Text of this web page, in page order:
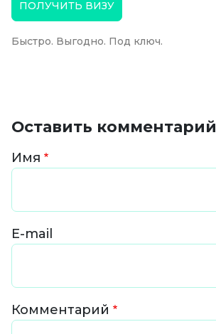
ПОЛУЧИТЬ ВИЗУ
Быстро. Выгодно. Под ключ.
Оставить комментарий
Имя
E-mail
Комментарий